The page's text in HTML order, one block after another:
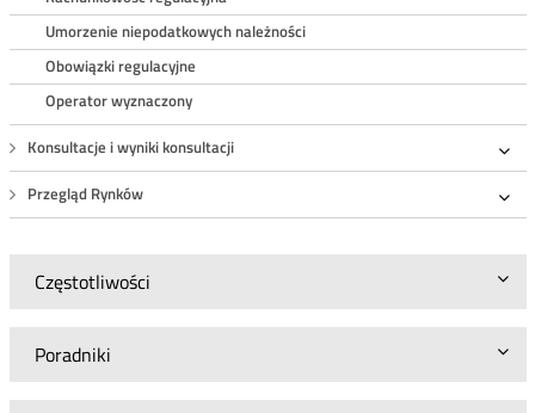
Umorzenie niepodatkowych należności
Obowiązki regulacyjne
Operator wyznaczony
Konsultacje i wyniki konsultacji
Przegląd Rynków
Częstotliwości
Poradniki